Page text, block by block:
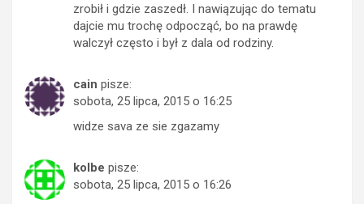
zrobił i gdzie zaszedł. I nawiązując do tematu
dajcie mu trochę odpocząć, bo na prawdę
walczył często i był z dala od rodziny.
cain pisze:
sobota, 25 lipca, 2015 o 16:25
widze sava ze sie zgazamy
kolbe pisze:
sobota, 25 lipca, 2015 o 16:26